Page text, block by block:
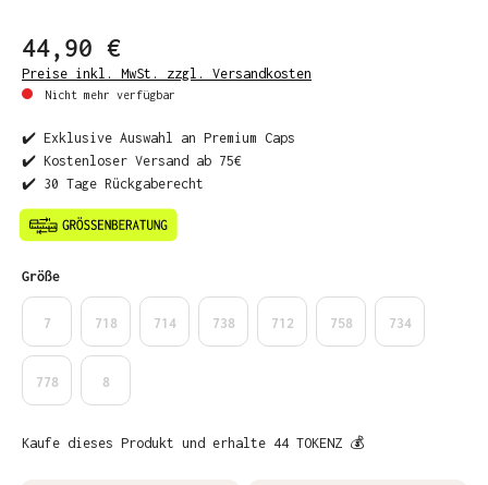
44,90 €
Preise inkl. MwSt. zzgl. Versandkosten
Nicht mehr verfügbar
✔️ Exklusive Auswahl an Premium Caps
✔️ Kostenloser Versand ab 75€
✔️ 30 Tage Rückgaberecht
Größeauswählen
7 718 714 738 712 758 734
778 8
Kaufe dieses Produkt und erhalte 44 TOKENZ 💰